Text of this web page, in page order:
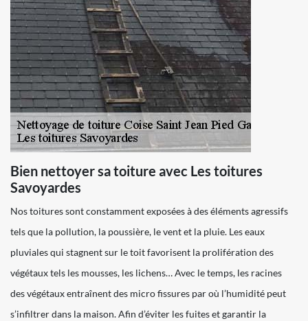
Bien nettoyer sa toiture avec Les toitures
Savoyardes
Nos toitures sont constamment exposées à des éléments agressifs
tels que la pollution, la poussière, le vent et la pluie. Les eaux
pluviales qui stagnent sur le toit favorisent la prolifération des
végétaux tels les mousses, les lichens… Avec le temps, les racines
des végétaux entraînent des micro fissures par où l’humidité peut
s’infiltrer dans la maison. Afin d’éviter les fuites et garantir la